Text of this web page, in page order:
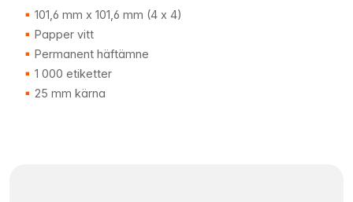
101,6 mm x 101,6 mm (4 x 4)
Papper vitt
Permanent häftämne
1 000 etiketter
25 mm kärna